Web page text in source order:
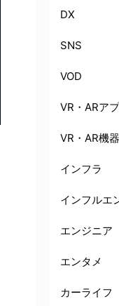
DX
SNS
VOD
VR・ARア
VR・AR機器
インフラ
インフルエ
エンジニア
エンタメ
カーライフ